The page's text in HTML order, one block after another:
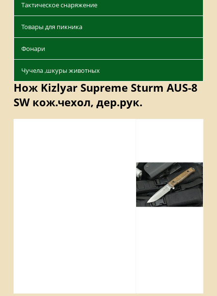
Тактическое снаряжение
Товары для пикника
Фонари
Чучела ,шкуры животных
Нож Kizlyar Supreme Sturm AUS-8
SW кож.чехол, дер.рук.
Отзывы Наличие на складах